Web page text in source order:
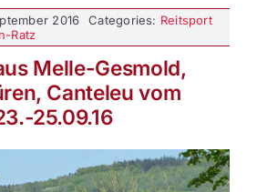
2016 Categories: Reitsport
Ratz
Melle-Gesmold,
Canteleu vom
25.09.16